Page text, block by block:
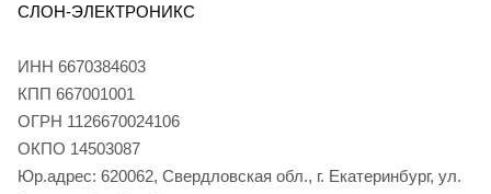
СЛОН-ЭЛЕКТРОНИКС
ИНН 6670384603
КПП 667001001
ОГРН 1126670024106
ОКПО 14503087
Юр.адрес: 620062, Свердловская обл., г. Екатеринбург, ул.